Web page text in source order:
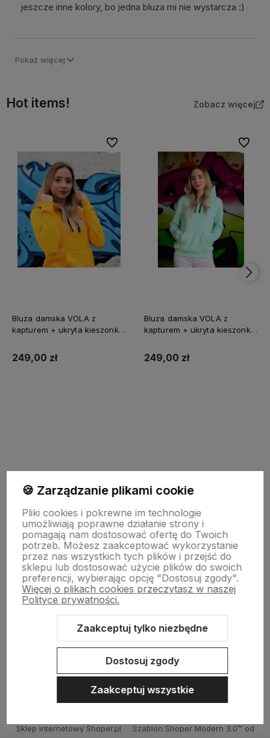
jeszcze inne kolory, bo jedna bluza mi nie wystarcza :)
Pokaż więcej
Hot items! Zobacz więcej
Bluza damska VOLA z
kapturem + ukryta kieszonka
249,00 zł
Do ulubionych
Bluza damska VOLA z
kapturem + ukryta kieszonka
249,00 zł
Do
Zapisz się na nasz biuletyn – Wpisz adres e-mail
polityce prywatności
Sklep internetowy Shoper.pl Szablon Shoper Modern 3.0™ od
🍪 Zarządzanie plikami cookie
Pliki cookies i pokrewne im technologie
umożliwiają poprawne działanie strony i
pomagają nam dostosować ofertę do Twoich
potrzeb. Możesz zaakceptować wykorzystanie
przez nas wszystkich tych plików i przejść do
sklepu lub dostosować użycie plików do swoich
preferencji, wybierając opcję "Dostosuj zgody".
Więcej o plikach cookies przeczytasz w naszej
Polityce prywatności.
Zaakceptuj tylko niezbędne
Dostosuj zgody
Zaakceptuj wszystkie